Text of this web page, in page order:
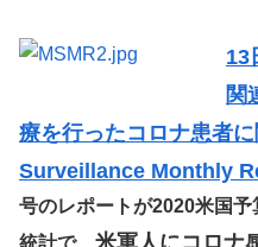
13
関
療を行ったコロナ患者
Surveillance Monthly
号のレポートが2020米国
統計で、 米軍人にコロナ